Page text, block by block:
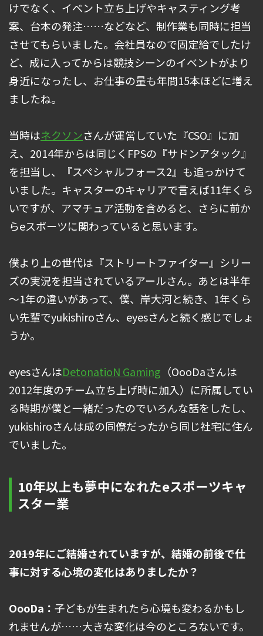
けでなく、イベント立ち上げやキャスティング考
案、台本の発注……などなど、制作業も同時に担当
させてもらいました。会社員なので固定給でしたけ
ど、成に入ってからは競技シーンのイベントがより
身近になったし、お仕事の量も年間15本ほどに増え
ましたね。
当時はネクソンさんが運営していた『CSO』に加
え、2014年からは同じくFPSの『サドンアタック』
を担当し、『スペシャルフォース2』も追っかけて
いました。キャスターのキャリアで言えば11年くら
いですが、アマチュア活動を含めると、さらに前か
らeスポーツに関わっていると思います。
僕より上の世代は『ストリートファイター』シリー
ズの実況を担当されているアールさん。あとは半年
～1年の違いがあって、僕、岸大河と続き、1年くら
い先輩でyukishiroさん、eyesさんと続く感じでしょ
うか。
eyesさんはDetonatioN Gaming （OooDaさんは
2012年度のチーム立ち上げ時に加入）に所属してい
る時期が僕と一緒だったのでいろんな話をしたし、
yukishiroさんは成の同僚だったから同じ社宅に住ん
でいました。
10年以上も夢中になれたeスポーツキャ
スター業
――2019年にご結婚されていますが、結婚の前後で仕
事に対する心境の変化はありましたか？
OooDa： 子どもが生まれたら心境も変わるかもし
れませんが……大きな変化は今のところないです。